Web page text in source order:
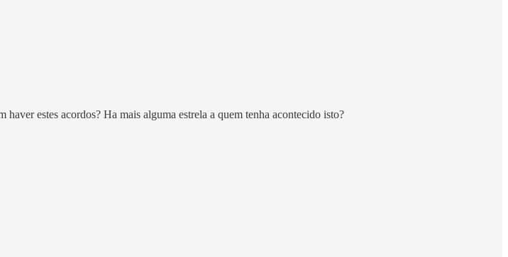
estes acordos? Ha mais alguma estrela a quem tenha acontecido isto?